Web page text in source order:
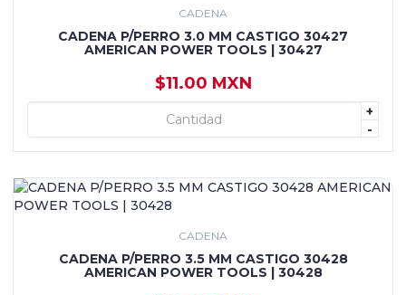
CADENA
CADENA P/PERRO 3.0 MM CASTIGO 30427
AMERICAN POWER TOOLS | 30427
$11.00 MXN
+
-
+ AGREGAR
CADENA
CADENA P/PERRO 3.5 MM CASTIGO 30428
AMERICAN POWER TOOLS | 30428